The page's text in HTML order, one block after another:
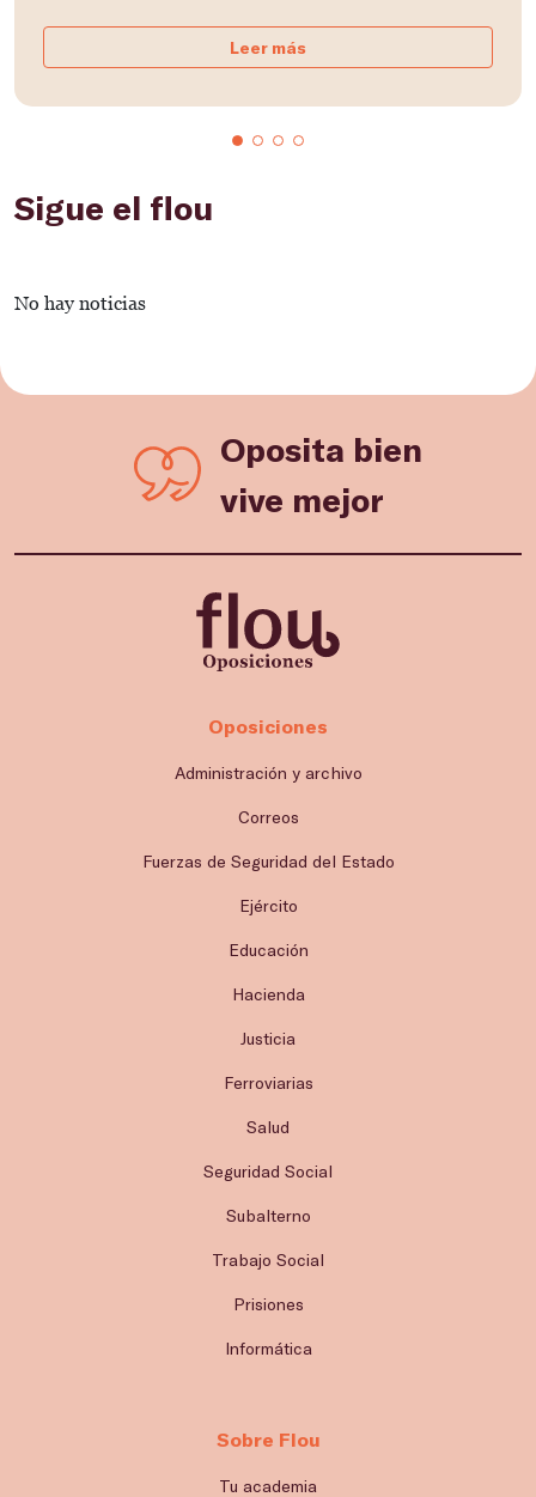
Leer más
Sigue el flou
No hay noticias
Oposita bien
vive mejor
Oposiciones
Administración y archivo
Correos
Fuerzas de Seguridad del Estado
Ejército
Educación
Hacienda
Justicia
Ferroviarias
Salud
Seguridad Social
Subalterno
Trabajo Social
Prisiones
Informática
Sobre Flou
Tu academia